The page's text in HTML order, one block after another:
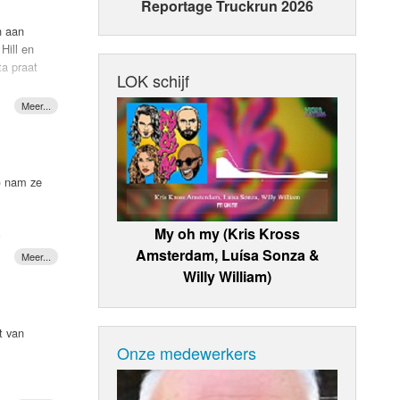
hij
aan
en
praat
my
nam ze
van
Reportage Truckrun 2026
LOK schijf
My oh my (Kris Kross
Amsterdam, Luísa Sonza &
Willy William)
Onze medewerkers